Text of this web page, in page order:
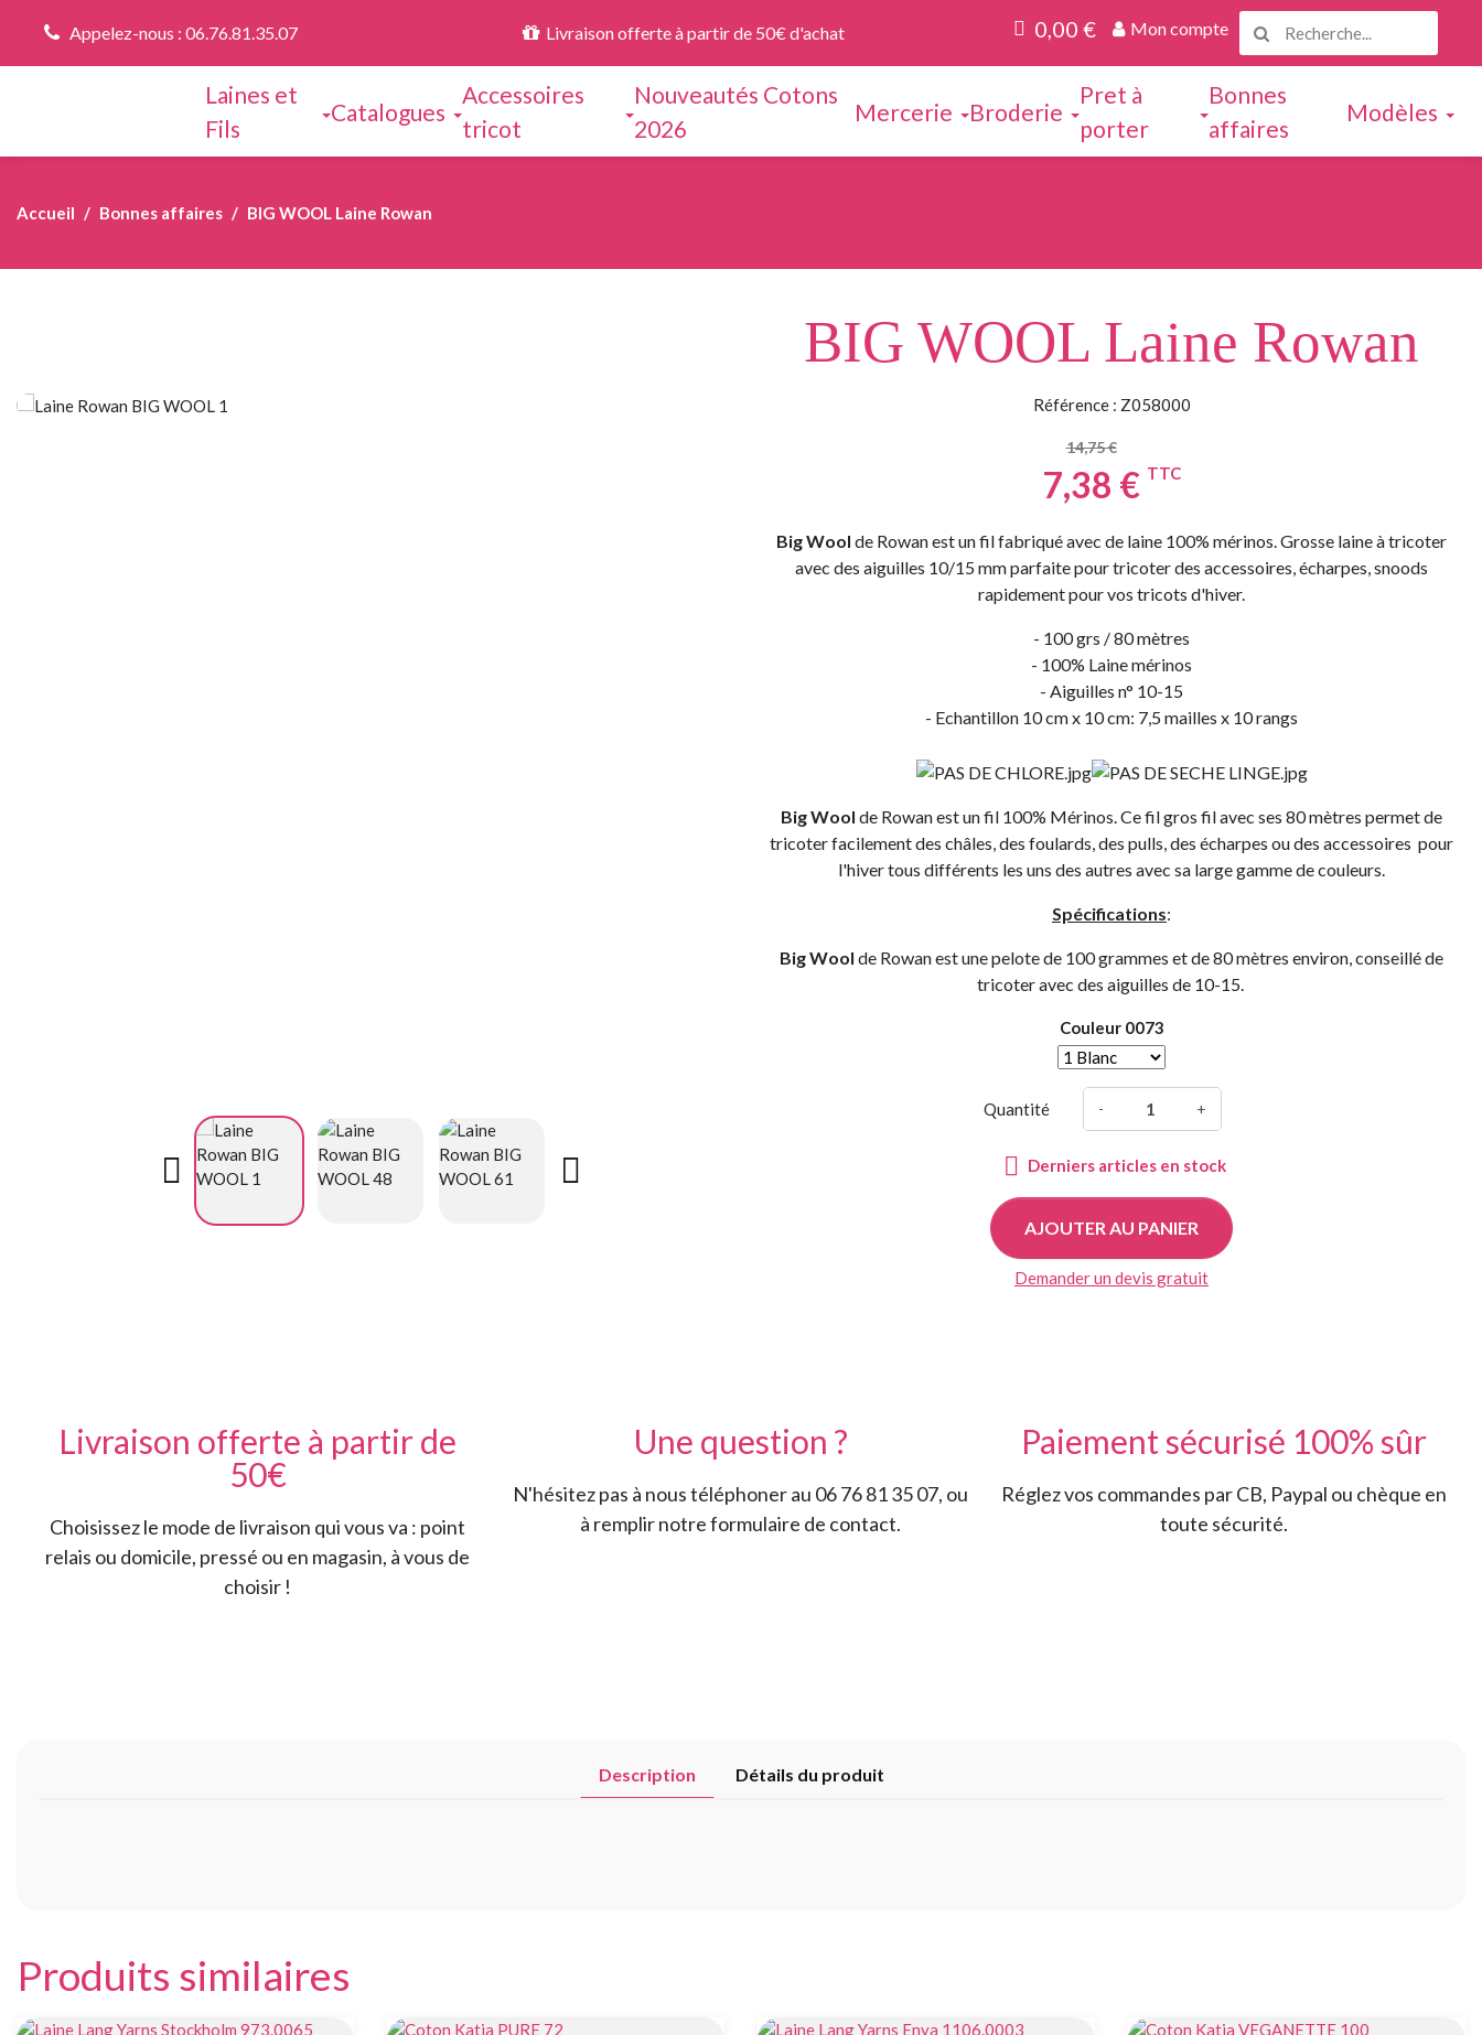
Appelez-nous : 06.76.81.35.07 Livraison offerte à partir de 50€ d'achat 0,00 € Mon compte
Laines et
Fils
Catalogues
Accessoires
tricot
Nouveautés Cotons
2026
Mercerie Broderie
Pret à
porter
Bonnes
affaires
Modèles
Accueil Bonnes affaires BIG WOOL Laine Rowan
 
BIG WOOL Laine Rowan
Référence : Z058000
14,75 €
7,38 € TTC
Big Wool de Rowan est un fil fabriqué avec de laine 100% mérinos. Grosse laine à tricoter
avec des aiguilles 10/15 mm parfaite pour tricoter des accessoires, écharpes, snoods
rapidement pour vos tricots d'hiver.
- 100 grs / 80 mètres
- 100% Laine mérinos
- Aiguilles n° 10-15
- Echantillon 10 cm x 10 cm: 7,5 mailles x 10 rangs
Big Wool de Rowan est un fil 100% Mérinos. Ce fil gros fil avec ses 80 mètres permet de
tricoter facilement des châles, des foulards, des pulls, des écharpes ou des accessoires pour
l'hiver tous différents les uns des autres avec sa large gamme de couleurs.
Spécifications:
Big Wool de Rowan est une pelote de 100 grammes et de 80 mètres environ, conseillé de
tricoter avec des aiguilles de 10-15.
Couleur 0073
Quantité - +
 Derniers articles en stock
AJOUTER AU PANIER
Demander un devis gratuit
Livraison offerte à partir de
50€
Choisissez le mode de livraison qui vous va : point
relais ou domicile, pressé ou en magasin, à vous de
choisir !
Une question ?
N'hésitez pas à nous téléphoner au 06 76 81 35 07, ou
à remplir notre formulaire de contact.
Paiement sécurisé 100% sûr
Réglez vos commandes par CB, Paypal ou chèque en
toute sécurité.
Description Détails du produit
Produits similaires